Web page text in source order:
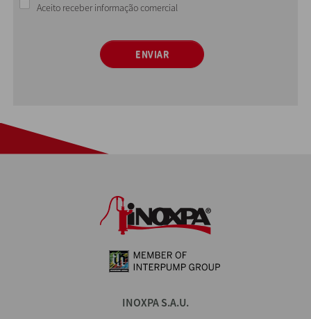
Aceito receber informação comercial
ENVIAR
INOXPA S.A.U.